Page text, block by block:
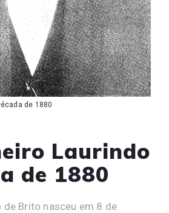
de 1880
Laurindo
de 1880
de Brito nasceu em 8 de